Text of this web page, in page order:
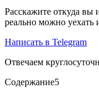
Расскажите откуда вы
реально можно уехать
Написать в Telegram
Отвечаем
Содержание5